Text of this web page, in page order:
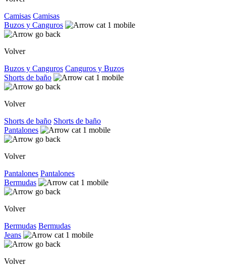
Camisas Camisas
Buzos y Canguros
Volver
Buzos y Canguros Canguros y Buzos
Shorts de baño
Volver
Shorts de baño Shorts de baño
Pantalones
Volver
Pantalones Pantalones
Bermudas
Volver
Bermudas Bermudas
Jeans
Volver